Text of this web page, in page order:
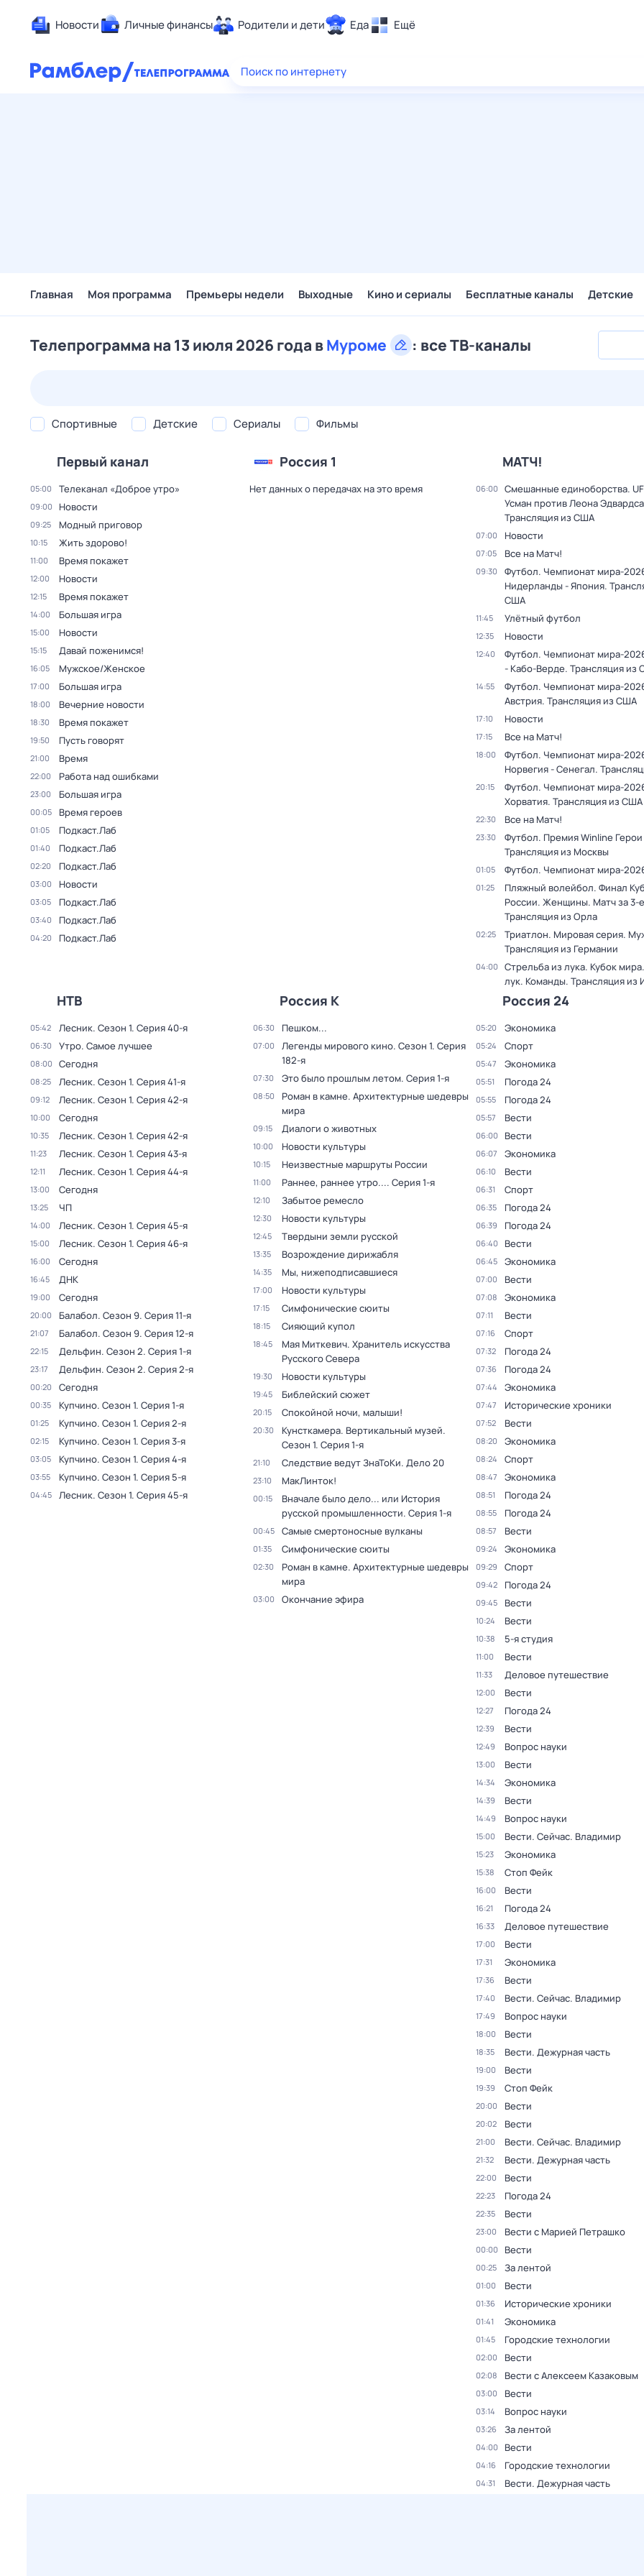
Новости Личные финансы Родители и дети Еда Ещё
Здоровье
Поиск по интернету
Главная Моя программа Премьеры недели Выходные Кино и сериалы Бесплатные каналы Детские
Телепрограмма на 13 июля 2026 года вМуроме : все ТВ-каналы
Спортивные Детские Сериалы Фильмы
Первый канал
05:00 Телеканал «Доброе утро»
09:00 Новости
09:25 Модный приговор
10:15 Жить здорово!
11:00 Время покажет
12:00 Новости
12:15 Время покажет
14:00 Большая игра
15:00 Новости
15:15 Давай поженимся!
16:05 Мужское/Женское
17:00 Большая игра
18:00 Вечерние новости
18:30 Время покажет
19:50 Пусть говорят
21:00 Время
22:00 Работа над ошибками
23:00 Большая игра
00:05 Время героев
01:05 Подкаст.Лаб
01:40 Подкаст.Лаб
02:20 Подкаст.Лаб
03:00 Новости
03:05 Подкаст.Лаб
03:40 Подкаст.Лаб
04:20 Подкаст.Лаб
Россия 1
Нет данных о передачах на это время
МАТЧ!
06:00
Смешанные единоборства.
Усман против Леона
Трансляция из США
07:00 Новости
07:05 Все на Матч!
09:30
Футбол. Чемпионат мира-
Нидерланды - Япония.
США
11:45 Улётный футбол
12:35 Новости
12:40
Футбол. Чемпионат мира-
- Кабо-Верде. Трансляция из
14:55
Футбол. Чемпионат мира-
Австрия. Трансляция из США
17:10 Новости
17:15 Все на Матч!
18:00
Футбол. Чемпионат мира-
Норвегия - Сенегал.
20:15
Футбол. Чемпионат мира-
Хорватия. Трансляция из США
22:30 Все на Матч!
23:30
Футбол. Премия Winline
Трансляция из Москвы
01:05 Футбол. Чемпионат мира-
01:25
Пляжный волейбол. Финал
России. Женщины. Матч за 3-
Трансляция из Орла
02:25
Триатлон. Мировая серия.
Трансляция из Германии
04:00
Стрельба из лука. Кубок
лук. Команды. Трансляция из
НТВ
05:42 Лесник. Сезон 1. Серия 40-я
06:30 Утро. Самое лучшее
08:00 Сегодня
08:25 Лесник. Сезон 1. Серия 41-я
09:12 Лесник. Сезон 1. Серия 42-я
10:00 Сегодня
10:35 Лесник. Сезон 1. Серия 42-я
11:23 Лесник. Сезон 1. Серия 43-я
12:11 Лесник. Сезон 1. Серия 44-я
13:00 Сегодня
13:25 ЧП
14:00 Лесник. Сезон 1. Серия 45-я
15:00 Лесник. Сезон 1. Серия 46-я
16:00 Сегодня
16:45 ДНК
19:00 Сегодня
20:00 Балабол. Сезон 9. Серия 11-я
21:07 Балабол. Сезон 9. Серия 12-я
22:15 Дельфин. Сезон 2. Серия 1-я
23:17 Дельфин. Сезон 2. Серия 2-я
00:20 Сегодня
00:35 Купчино. Сезон 1. Серия 1-я
01:25 Купчино. Сезон 1. Серия 2-я
02:15 Купчино. Сезон 1. Серия 3-я
03:05 Купчино. Сезон 1. Серия 4-я
03:55 Купчино. Сезон 1. Серия 5-я
04:45 Лесник. Сезон 1. Серия 45-я
Россия К
06:30 Пешком...
07:00 Легенды мирового кино. Сезон 1. Серия
182-я
07:30 Это было прошлым летом. Серия 1-я
08:50
Роман в камне. Архитектурные шедевры
мира
09:15 Диалоги о животных
10:00 Новости культуры
10:15 Неизвестные маршруты России
11:00 Раннее, раннее утро.... Серия 1-я
12:10 Забытое ремесло
12:30 Новости культуры
12:45 Твердыни земли русской
13:35 Возрождение дирижабля
14:35 Мы, нижеподписавшиеся
17:00 Новости культуры
17:15 Симфонические сюиты
18:15 Сияющий купол
18:45
Мая Миткевич. Хранитель искусства
Русского Севера
19:30 Новости культуры
19:45 Библейский сюжет
20:15 Спокойной ночи, малыши!
20:30 Кунсткамера. Вертикальный музей.
Сезон 1. Серия 1-я
21:10 Следствие ведут ЗнаТоКи. Дело 20
23:10 МакЛинток!
00:15
Вначале было дело... или История
русской промышленности. Серия 1-я
00:45 Самые смертоносные вулканы
01:35 Симфонические сюиты
02:30
Роман в камне. Архитектурные шедевры
мира
03:00 Окончание эфира
Россия 24
05:20 Экономика
05:24 Спорт
05:47 Экономика
05:51 Погода 24
05:55 Погода 24
05:57 Вести
06:00 Вести
06:07 Экономика
06:10 Вести
06:31 Спорт
06:35 Погода 24
06:39 Погода 24
06:40 Вести
06:45 Экономика
07:00 Вести
07:08 Экономика
07:11 Вести
07:16 Спорт
07:32 Погода 24
07:36 Погода 24
07:44 Экономика
07:47 Исторические хроники
07:52 Вести
08:20 Экономика
08:24 Спорт
08:47 Экономика
08:51 Погода 24
08:55 Погода 24
08:57 Вести
09:24 Экономика
09:29 Спорт
09:42 Погода 24
09:45 Вести
10:24 Вести
10:38 5-я студия
11:00 Вести
11:33 Деловое путешествие
12:00 Вести
12:27 Погода 24
12:39 Вести
12:49 Вопрос науки
13:00 Вести
14:34 Экономика
14:39 Вести
14:49 Вопрос науки
15:00 Вести. Сейчас. Владимир
15:23 Экономика
15:38 Стоп Фейк
16:00 Вести
16:21 Погода 24
16:33 Деловое путешествие
17:00 Вести
17:31 Экономика
17:36 Вести
17:40 Вести. Сейчас. Владимир
17:49 Вопрос науки
18:00 Вести
18:35 Вести. Дежурная часть
19:00 Вести
19:39 Стоп Фейк
20:00 Вести
20:02 Вести
21:00 Вести. Сейчас. Владимир
21:32 Вести. Дежурная часть
22:00 Вести
22:23 Погода 24
22:35 Вести
23:00 Вести с Марией Петрашко
00:00 Вести
00:25 За лентой
01:00 Вести
01:36 Исторические хроники
01:41 Экономика
01:45 Городские технологии
02:00 Вести
02:08 Вести с Алексеем Казаковым
03:00 Вести
03:14 Вопрос науки
03:26 За лентой
04:00 Вести
04:16 Городские технологии
04:31 Вести. Дежурная часть